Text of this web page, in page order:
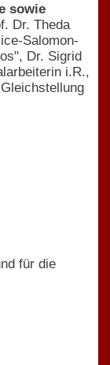
sowie
Dr. Theda
Salomon-
Dr. Sigrid
i.R.,
für die